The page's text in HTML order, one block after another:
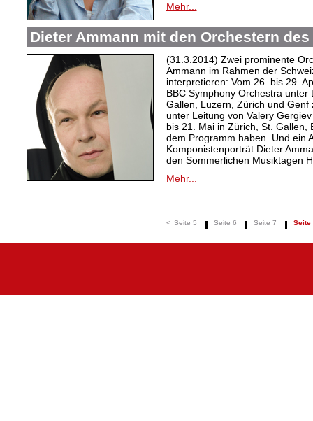
Mehr...
Dieter Ammann mit den Orchestern
(31.3.2014) Zwei prominente
Ammann im Rahmen der
interpretieren: Vom 26. bis 29.
BBC Symphony Orchestra
Gallen, Luzern, Zürich und
unter Leitung von Valery
bis 21. Mai in Zürich, St.
dem Programm haben. Und ein
Komponistenporträt Dieter
den Sommerlichen Musiktagen
Mehr...
< Seite 5 Seite 6 Seite 7 Seite